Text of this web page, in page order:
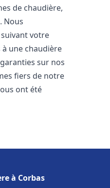
de chaudière,
Nous
votre
une chaudière
sur nos
fiers de notre
ont été
à Corbas